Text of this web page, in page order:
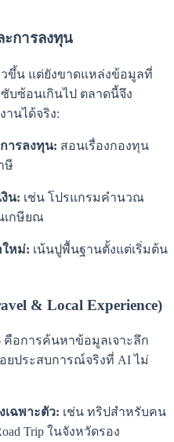
ะการลงทุน
วขึ้น แต่ยังขาดแหล่งข้อมูลที่
บซ้อนเกินไป ตลาดนี้จึง
านได้จริง:
ารลงทุน: สอนเรื่องกองทุน
ษี
น: เช่น โปรแกรมคำนวณ
เกษียณ
หม่: เน้นปูพื้นฐานตั้งแต่เริ่มต้น
& Local Experience)
คือการค้นหาข้อมูลเจาะลึก
ยประสบการณ์จริงที่ AI ไม่
เฉพาะตัว: เช่น ทริปสำหรับคน
Trip ในจังหวัดรอง